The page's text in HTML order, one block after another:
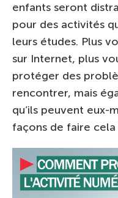
enfants seront
pour des activités
leurs études. Plus
sur Internet, plus
protéger des
rencontrer, mais
qu’ils peuvent eux-
façons de faire cela